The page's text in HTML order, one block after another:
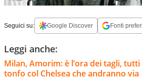
Seguici su: Google Discover Fonti
Leggi anche:
Milan, Amorim: è l’ora dei tagli,
tonfo col Chelsea che andranno via